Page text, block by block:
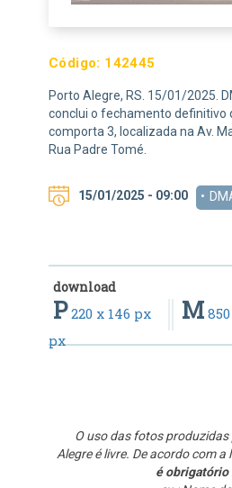
Código: 142445
Porto Alegre, RS. 15/01/2025.
conclui o fechamento definitivo
comporta 3, localizada na Av.
Rua Padre Tomé.
15/01/2025 - 09:00
download
P220 x 146 px M
px
O uso das fotos
Alegre é livre. De acordo com a
é